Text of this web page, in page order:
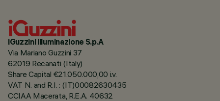
iGuzzini illuminazione S.p.A
Via Mariano Guzzini 37
62019 Recanati (Italy)
Share Capital €21.050.000,00 i.v.
VAT N. and R.I. : (IT)00082630435
CCIAA Macerata, R.E.A. 40632